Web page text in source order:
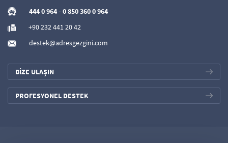
444 0 964- 0 850 360 0 964
+90 232 441 20 42
destek@adresgezgini.com
BİZE ULAŞIN
PROFESYONEL DESTEK